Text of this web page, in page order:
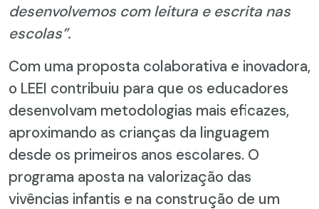
desenvolvemos com leitura e escrita nas
escolas”.
Com uma proposta colaborativa e inovadora,
o LEEI contribuiu para que os educadores
desenvolvam metodologias mais eficazes,
aproximando as crianças da linguagem
desde os primeiros anos escolares. O
programa aposta na valorização das
vivências infantis e na construção de um